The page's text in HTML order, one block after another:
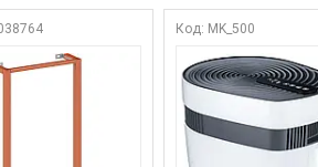
MK_500